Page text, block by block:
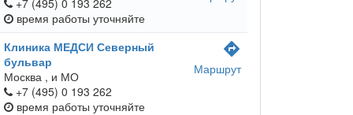
время работы уточняйте
Клиника МЕДСИ Северный
бульвар
Москва , и МО
+7 (495) 0 193 262
время работы уточняйте
directions
Маршрут